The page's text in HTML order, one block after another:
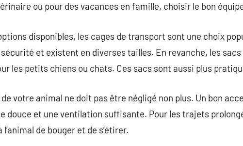
ou pour des vacances en famille, choisir le bon
disponibles, les cages de transport sont une choix
et existent en diverses tailles. En revanche, les
les petits chiens ou chats. Ces sacs sont aussi plus
votre animal ne doit pas être négligé non plus. Un bon
douce et une ventilation suffisante. Pour les trajets
de bouger et de s’étirer.